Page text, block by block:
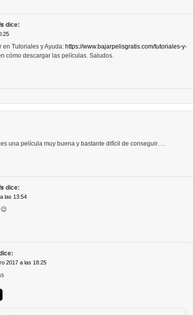
dice:
en Tutoriales y Ayuda: https://www.bajarpelisgratis.com/tutoriales-y-
cómo descargar las películas. Saludos.
una película muy buena y bastante difícil de conseguir….
dice:
las 13:54
2017 a las 18:25